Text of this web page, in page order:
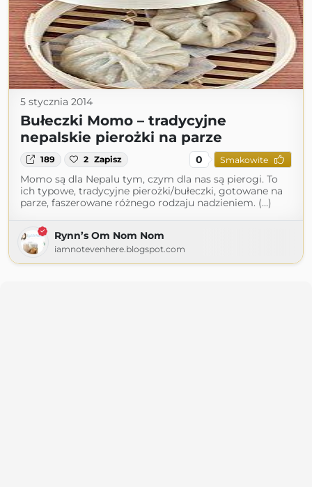
5 stycznia 2014
Bułeczki Momo – tradycyjne
nepalskie pierożki na parze
189 2 Zapisz 0 Smakowite
Momo są dla Nepalu tym, czym dla nas są pierogi. To
ich typowe, tradycyjne pierożki/bułeczki, gotowane na
parze, faszerowane różnego rodzaju nadzieniem. (...)
Rynn’s Om Nom Nom
iamnotevenhere.blogspot.com